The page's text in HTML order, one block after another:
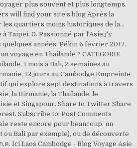
plus souvent et plus longtemps.
will find your site’s blog Après la
quartiers moins historiques de la...
Taipei. 0. Passionné par l'Asie,j'y
années. Pékin 6 février 2017.
voyage en Thailande ? CATÉGORIE
1 mois à Bali, 2 semaines au
12 jours au Cambodge Empreinte
qui explore sept destinations à travers
la Birmanie, la Thaïlande, le
et Singapour. Share to Twitter Share
Subscribe to: Post Comments
reste encore pour beaucoup, un
Bali par exemple), ou de découverte
ค. Ici Laos Cambodge - Blog Voyage Asie